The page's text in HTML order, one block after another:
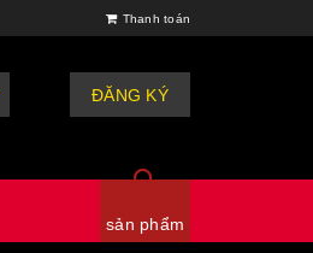
Thanh toán
ĐĂNG KÝ
sản phẩm